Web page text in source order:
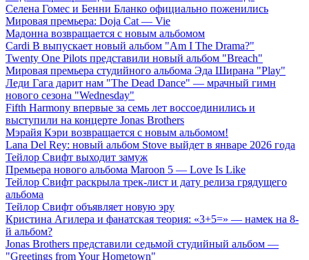
Селена Гомес и Бенни Бланко официально поженились
Мировая премьера: Doja Cat — Vie
Мадонна возвращается с новым альбомом
Cardi B выпускает новый альбом "Am I The Drama?"
Twenty One Pilots представили новый альбом "Breach"
Мировая премьера студийного альбома Эда Ширана "Play"
Леди Гага дарит нам "The Dead Dance" — мрачный гимн
нового сезона "Wednesday"
Fifth Harmony впервые за семь лет воссоединились и
выступили на концерте Jonas Brothers
Мэрайя Кэри возвращается с новым альбомом!
Lana Del Rey: новый альбом Stove выйдет в январе 2026 года
Тейлор Свифт выходит замуж
Премьера нового альбома Maroon 5 — Love Is Like
Тейлор Свифт раскрыла трек-лист и дату релиза грядущего
альбома
Тейлор Свифт объявляет новую эру
Кристина Агилера и фанатская теория: «3+5=» — намек на 8-
й альбом?
Jonas Brothers представили седьмой студийный альбом —
"Greetings from Your Hometown"